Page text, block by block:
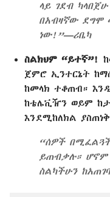
ላይ ገደብ
በአብዛኛው ደግሞ
ነው!”—ሪቤካ
ስልክህም “ይተኛ”!
ጀምሮ ኢንተርኔት
ከመላክ ተቆጠብ።
ከቴሌቪዥን ወይም
እንደሚከለክል
“ሰዎች
ይጠብቃሉ። ሆኖም
ስልካችሁን